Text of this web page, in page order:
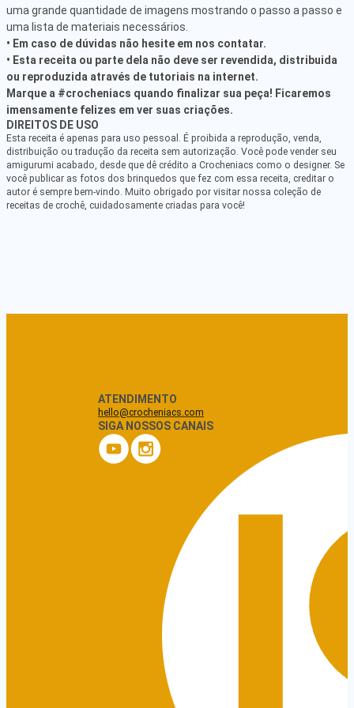
uma grande quantidade de imagens mostrando o passo a passo e
uma lista de materiais necessários.
• Em caso de dúvidas não hesite em nos contatar.
• Esta receita ou parte dela não deve ser revendida, distribuida
ou reproduzida através de tutoriais na internet.
Marque a #crocheniacs quando finalizar sua peça! Ficaremos
imensamente felizes em ver suas criações.
DIREITOS DE USO
Esta receita é apenas para uso pessoal. É proibida a reprodução, venda,
distribuição ou tradução da receita sem autorização. Você pode vender seu
amigurumi acabado, desde que dê crédito a Crocheniacs como o designer. Se
você publicar as fotos dos brinquedos que fez com essa receita, creditar o
autor é sempre bem-vindo. Muito obrigado por visitar nossa coleção de
receitas de crochê, cuidadosamente criadas para você!
ATENDIMENTO
hello@crocheniacs.com
SIGA NOSSOS CANAIS